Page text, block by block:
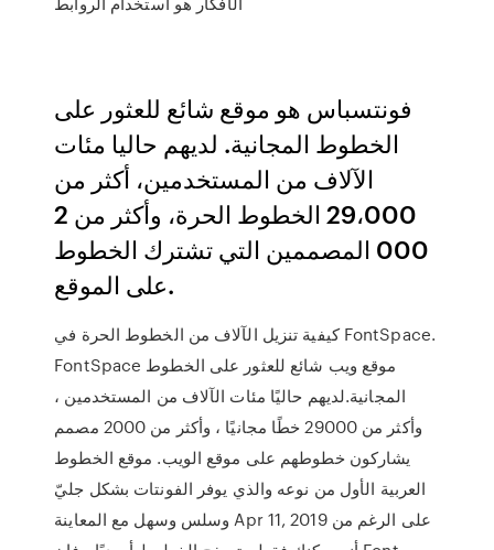
فونتسباس هو موقع شائع للعثور على
الخطوط المجانية. لديهم حاليا مئات
الآلاف من المستخدمين، أكثر من
29،000 الخطوط الحرة، وأكثر من 2
000 المصممين التي تشترك الخطوط
على الموقع.
كيفية تنزيل الآلاف من الخطوط الحرة في FontSpace.
FontSpace موقع ويب شائع للعثور على الخطوط
المجانية.لديهم حاليًا مئات الآلاف من المستخدمين ،
وأكثر من 29000 خطًا مجانيًا ، وأكثر من 2000 مصمم
يشاركون خطوطهم على موقع الويب. موقع الخطوط
العربية الأول من نوعه والذي يوفر الفونتات بشكل جليّ
وسلس وسهل مع المعاينة Apr 11, 2019 على الرغم من